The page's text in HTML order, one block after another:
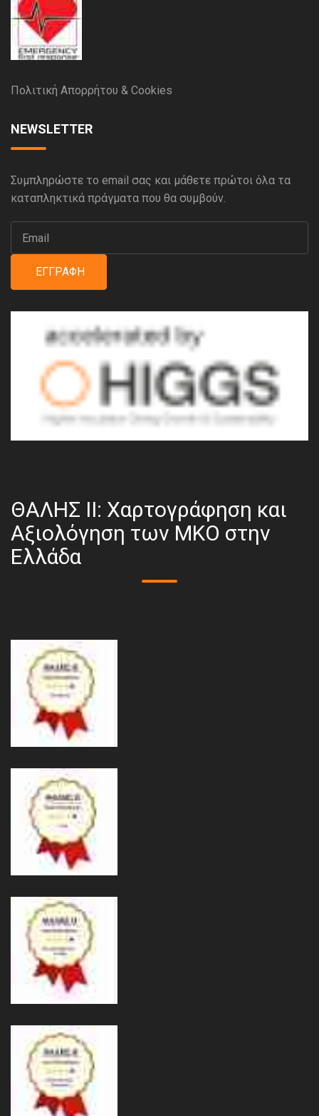
Πολιτική Απορρήτου & Cookies
NEWSLETTER
Συμπληρώστε το email σας και μάθετε πρώτοι όλα τα
καταπληκτικά πράγματα που θα συμβούν.
ΕΓΓΡΑΦΉ
ΘΑΛΗΣ ΙΙ: Χαρτογράφηση και
Αξιολόγηση των ΜΚΟ στην
Ελλάδα